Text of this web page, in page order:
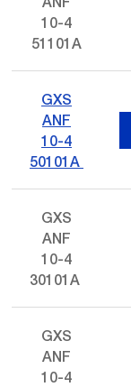
10-4
51101A
GXS
ANF
10-4
50101A
GXS
ANF
10-4
30101A
GXS
ANF
10-4